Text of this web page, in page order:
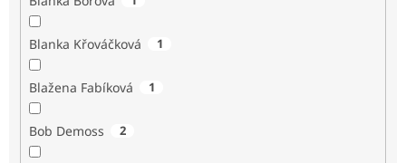
Blanka Křováčková 1
Blažena Fabíková 1
Bob Demoss 2